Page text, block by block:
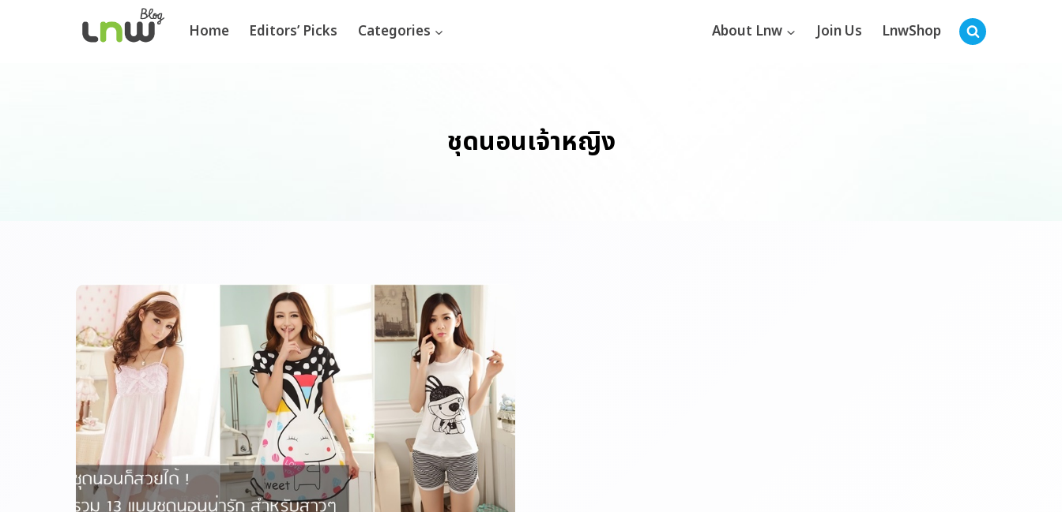
Home Editors’ Picks Categories About Lnw Join Us LnwShop
ชุดนอนเจ้าหญิง